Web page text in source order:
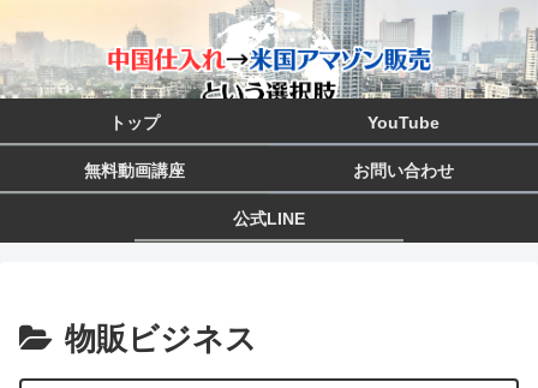
トップ YouTube
無料動画講座 お問い合わせ
公式LINE
物販ビジネス